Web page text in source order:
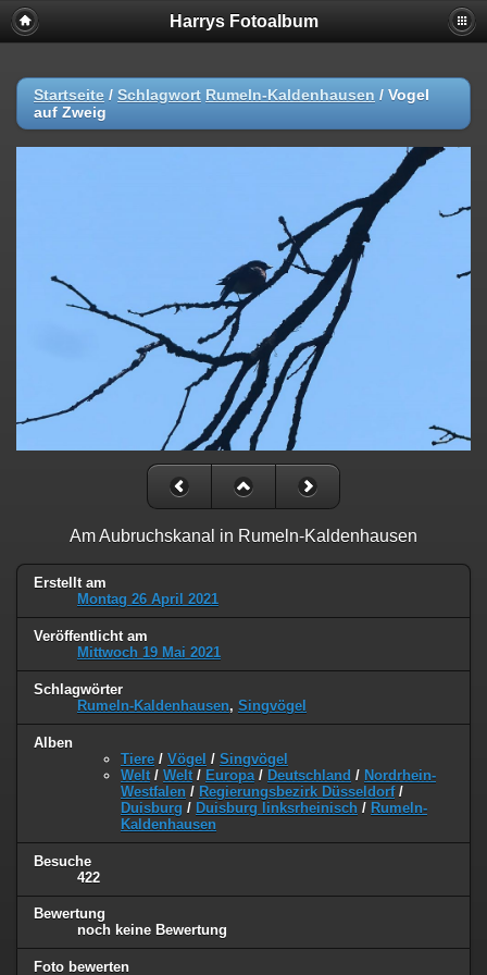
Harrys Fotoalbum
Startseite / Schlagwort Rumeln-Kaldenhausen / Vogel
auf Zweig
Am Aubruchskanal in Rumeln-Kaldenhausen
Erstellt am
Montag 26 April 2021
Veröffentlicht am
Mittwoch 19 Mai 2021
Schlagwörter
Rumeln-Kaldenhausen, Singvögel
Alben
Tiere / Vögel / Singvögel
Welt / Welt / Europa / Deutschland / Nordrhein-
Westfalen / Regierungsbezirk Düsseldorf/
Duisburg / Duisburg linksrheinisch / Rumeln-
Kaldenhausen
Besuche
422
Bewertung
noch keine Bewertung
Foto bewerten